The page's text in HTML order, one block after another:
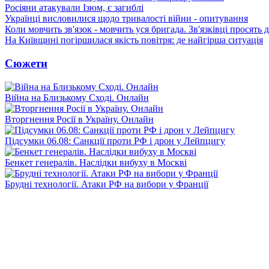
Росіяни атакували Ізюм, є загиблі
Українці висловилися щодо тривалості війни - опитування
Коли мовчить зв'язок - мовчить уся бригада. Зв'язківці просять
На Київщині погіршилася якість повітря: де найгірша ситуація
Сюжети
Війна на Близькому Сході. Онлайн
Вторгнення Росії в Україну. Онлайн
Підсумки 06.08: Санкції проти РФ і дрон у Лейпцигу
Бенкет генералів. Наслідки вибуху в Москві
Брудні технології. Атаки РФ на вибори у Франції